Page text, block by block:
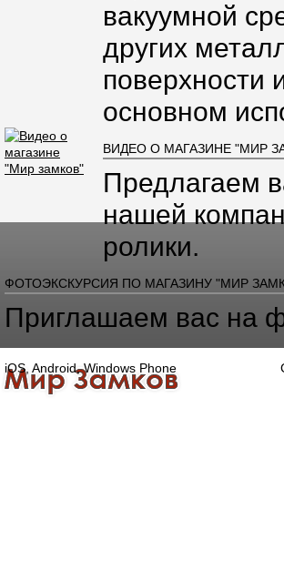
вакуумной
других
поверхности
основном
ВИДЕО О МАГАЗИНЕ "МИР
Предлагаем
нашей
ролики.
ФОТОЭКСКУРСИЯ ПО МАГАЗИНУ "МИР
Приглашаем вас на
iOS, Android, Windows Phone